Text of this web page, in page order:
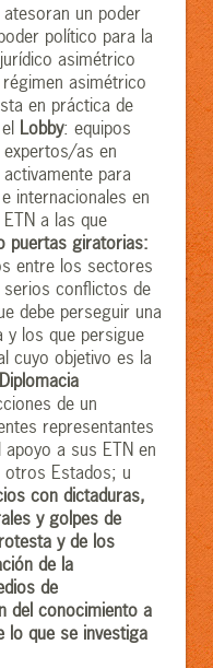
un poder
político para la
asimétrico
asimétrico
en práctica de
Lobby: equipos
as en
para
internacionales en
a las que
puertas giratorias:
entre los sectores
serios conflictos de
debe perseguir una
y los que persigue
cuyo objetivo es la
Diplomacia
de un
representantes
a sus ETN en
otros Estados; u
con dictaduras,
y golpes de
y de los
de la
de
del conocimiento a
lo que se investiga